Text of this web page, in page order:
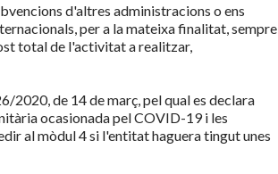
d'altres administracions o ens
per a la mateixa finalitat, sempre
total de l'activitat a realitzar,
2020, de 14 de març, pel qual es declara
ocasionada pel COVID-19 i les
al mòdul 4 si l'entitat haguera tingut unes